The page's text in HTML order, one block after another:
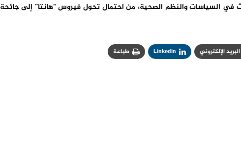
السياسات والنظم الصحية، من احتمال تحول فيروس “هانتا” إلى جائحة
البريد الإلكتروني Linkedin طباعة